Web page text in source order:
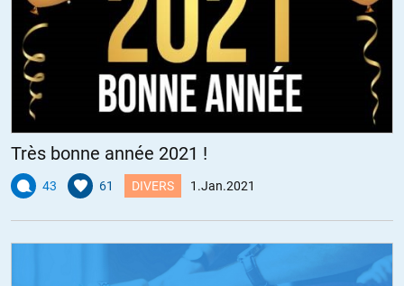
Très bonne année 2021 !
43 61 DIVERS 1.Jan.2021